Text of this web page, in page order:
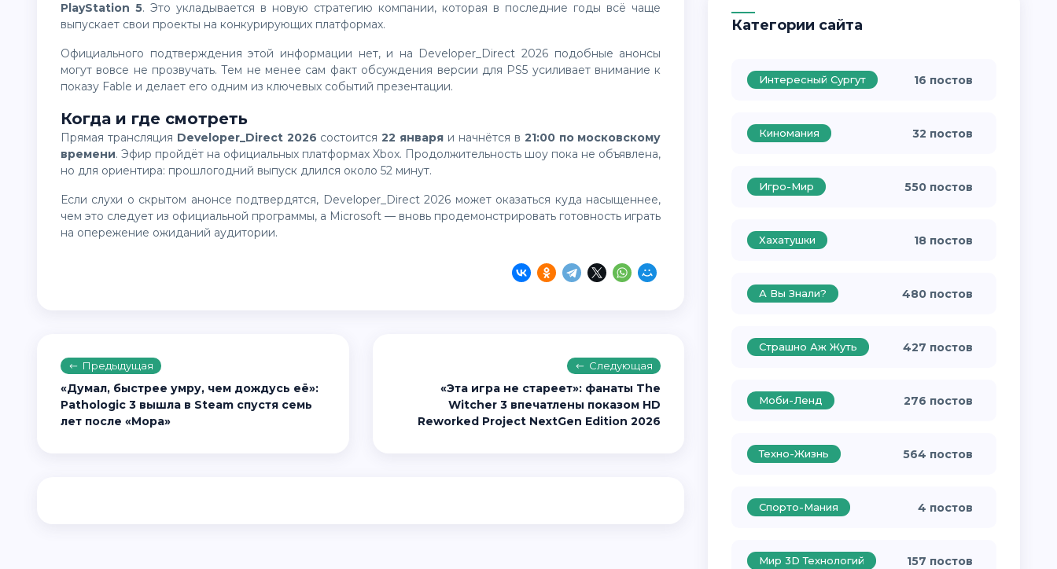
PlayStation 5. Это укладывается в новую стратегию компании, которая в последние годы всё чаще
выпускает свои проекты на конкурирующих платформах.
Официального подтверждения этой информации нет, и на Developer_Direct 2026 подобные анонсы
могут вовсе не прозвучать. Тем не менее сам факт обсуждения версии для PS5 усиливает внимание к
показу Fable и делает его одним из ключевых событий презентации.
Когда и где смотреть
Прямая трансляция Developer_Direct 2026 состоится22 января и начнётся в 21:00 по московскому
времени. Эфир пройдёт на официальных платформах Xbox. Продолжительность шоу пока не объявлена,
но для ориентира: прошлогодний выпуск длился около 52 минут.
Если слухи о скрытом анонсе подтвердятся, Developer_Direct 2026 может оказаться куда насыщеннее,
чем это следует из официальной программы, а Microsoft — вновь продемонстрировать готовность играть
на опережение ожиданий аудитории.
Предыдущая
«Думал, быстрее умру, чем дождусь её»:
Pathologic 3 вышла в Steam спустя семь
лет после «Мора»
Следующая
«Эта игра не стареет»: фанаты The
Witcher 3 впечатлены показом HD
Reworked Project NextGen Edition 2026
Категории сайта
Интересный Сургут 16 постов
Киномания 32 постов
Игро-Мир 550 постов
Хахатушки 18 постов
А Вы Знали? 480 постов
Страшно Аж Жуть 427 постов
Моби-Ленд 276 постов
Техно-Жизнь 564 постов
Спорто-Мания 4 постов
Мир 3D Технологий 157 постов